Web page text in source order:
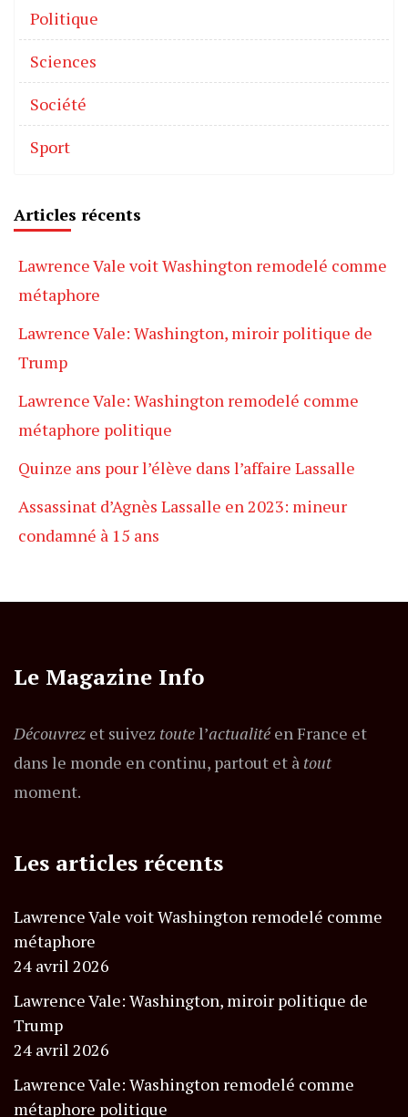
Politique
Sciences
Société
Sport
Articles récents
Lawrence Vale voit Washington remodelé comme
métaphore
Lawrence Vale: Washington, miroir politique de
Trump
Lawrence Vale: Washington remodelé comme
métaphore politique
Quinze ans pour l’élève dans l’affaire Lassalle
Assassinat d’Agnès Lassalle en 2023: mineur
condamné à 15 ans
Le Magazine Info
Découvrez et suivez toutel’actualitéen France et
dans le monde en continu, partout et à tout
moment.
Les articles récents
Lawrence Vale voit Washington remodelé comme
métaphore
24 avril 2026
Lawrence Vale: Washington, miroir politique de
Trump
24 avril 2026
Lawrence Vale: Washington remodelé comme
métaphore politique